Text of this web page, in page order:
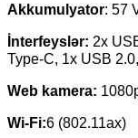
Akkumulyator: 57
İnterfeyslər: 2x
Type-C, 1x USB
Web kamera:
Wi-Fi:6 (802.11ax)